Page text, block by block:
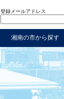
登録メールアドレス
湘南の市から探す